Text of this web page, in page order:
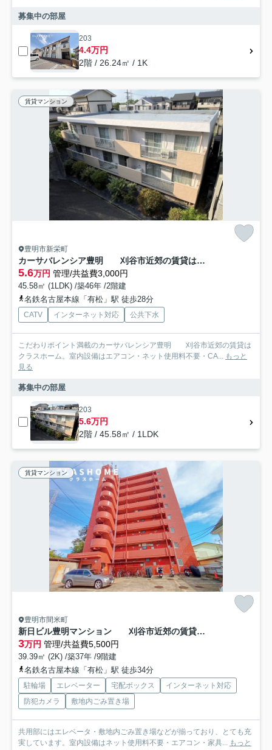
募集中の部屋
203
4.4万円
2階 / 26.24㎡ / 1K
賃貸マンション
豊明市新栄町
カーサバレンシア豊明 刈谷市近郊の賃貸はクラスホーム
5.6万円 管理/共益費3,000円
45.58㎡ (1LDK) /築46年 /2階建
名鉄名古屋本線「有松」駅 徒歩28分
CATV インターネット対応 公共下水
こだわりポイント満載のカーサバレンシア豊明 刈谷市近郊の賃貸は
クラスホーム。室内設備はエアコン・ネット使用料不要・CA...
もっと
見る
募集中の部屋
203
5.6万円
2階 / 45.58㎡ / 1LDK
賃貸マンション
豊明市間米町
新日ビル豊明マンション 刈谷市近郊の賃貸はクラスホーム
3万円 管理/共益費5,500円
39.39㎡ (2K) /築37年 /9階建
名鉄名古屋本線「有松」駅 徒歩34分
駐輪場 エレベーター 宅配ボックス
インターネット対応
防犯カメラ
敷地内ごみ置き場
共用部にはエレベータ・敷地内ごみ置き場などが揃っており、とても充
実しています。室内設備はネット使用料不要・エアコン・家具...
もっと